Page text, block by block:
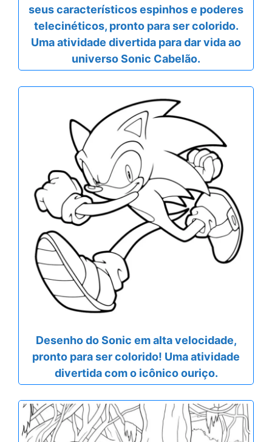
seus característicos espinhos e poderes
telecinéticos, pronto para ser colorido.
Uma atividade divertida para dar vida ao
universo Sonic Cabelão.
Desenho do Sonic em alta velocidade,
pronto para ser colorido! Uma atividade
divertida com o icônico ouriço.